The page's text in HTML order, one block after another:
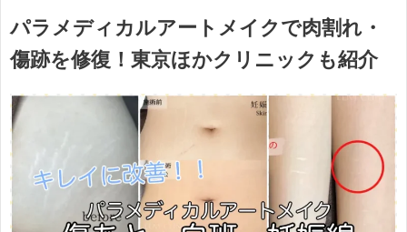
パラメディカルアートメイクで肉割れ・
傷跡を修復！東京ほかクリニックも紹介